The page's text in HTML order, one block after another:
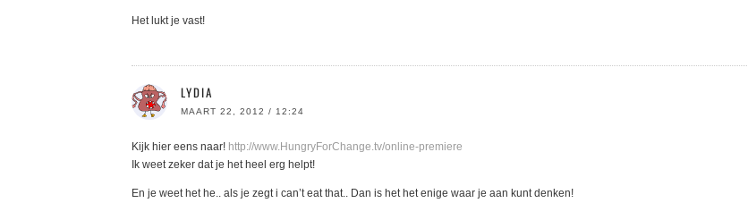
Het lukt je vast!
LYDIA
MAART 22, 2012 / 12:24
Kijk hier eens naar! http://www.HungryForChange.tv/online-premiere
Ik weet zeker dat je het heel erg helpt!
En je weet het he.. als je zegt i can’t eat that.. Dan is het het enige waar je aan kunt denken!